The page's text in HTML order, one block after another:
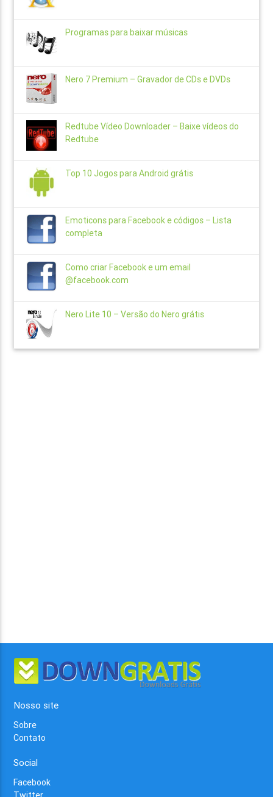
Programas para baixar músicas
Nero 7 Premium – Gravador de CDs e DVDs
Redtube Vídeo Downloader – Baixe vídeos do
Redtube
Top 10 Jogos para Android grátis
Emoticons para Facebook e códigos – Lista
completa
Como criar Facebook e um email
@facebook.com
Nero Lite 10 – Versão do Nero grátis
Nosso site
Sobre
Contato
Social
Facebook